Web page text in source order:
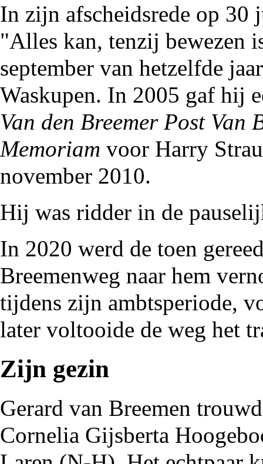
In zijn afscheidsrede op 30
"Alles kan, tenzij bewezen
september van hetzelfde
Waskupen. In 2005 gaf hij
Van den Breemer Post Van
Memoriam voor Harry
november 2010.
Hij was ridder in de
In 2020 werd de toen
Breemenweg naar hem
tijdens zijn ambtsperiode,
later voltooide de weg het
Zijn gezin
Gerard van Breemen
Cornelia Gijsberta